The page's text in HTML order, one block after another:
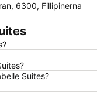
6300, Fillipinerna
Suites?